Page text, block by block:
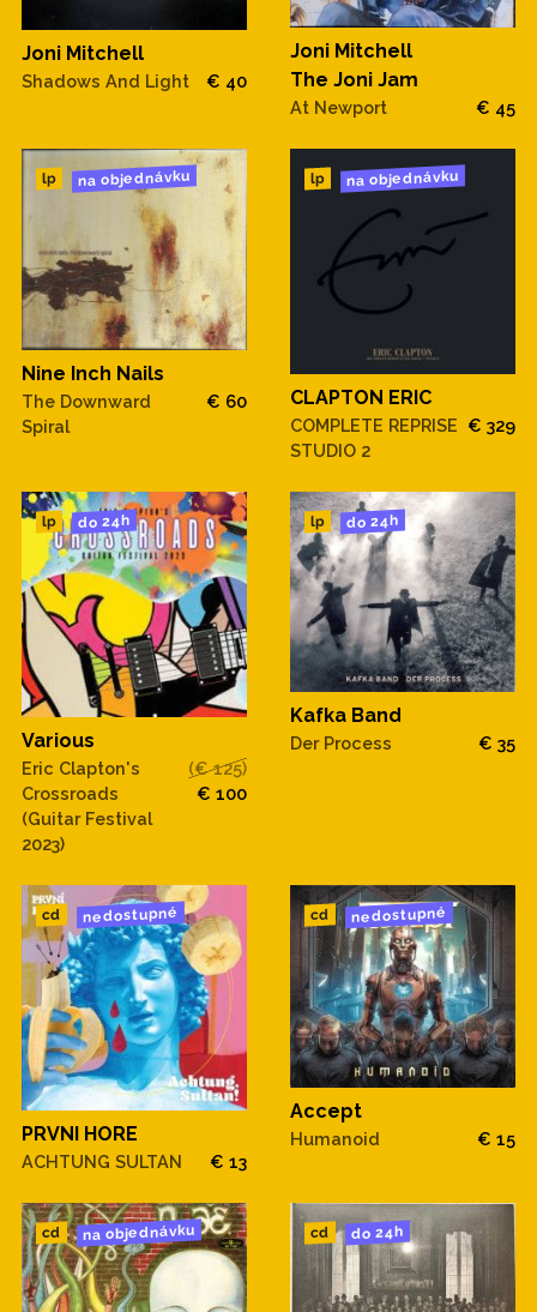
Joni Mitchell
Shadows And Light € 40
Joni Mitchell
The Joni Jam
At Newport € 45
lp na objednávku
Nine Inch Nails
The Downward
Spiral
€ 60
lp na objednávku
CLAPTON ERIC
COMPLETE REPRISE
STUDIO 2
€ 329
lp do 24h
Various
Eric Clapton's
Crossroads
(Guitar Festival
2023)
(€ 125)
€ 100
lp do 24h
Kafka Band
Der Process € 35
cd nedostupné
PRVNI HORE
ACHTUNG SULTAN € 13
cd nedostupné
Accept
Humanoid € 15
cd na objednávku cd do 24h